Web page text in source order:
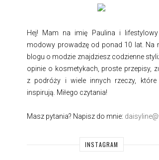
Hej! Mam na imię Paulina i lifestylowy
modowy prowadzę od ponad 10 lat. Na
blogu o modzie znajdziesz codzienne
opinie o kosmetykach, proste przepisy,
z podróży i wiele innych rzeczy, które
inspirują. Miłego czytania!
Masz pytania? Napisz do mnie:
INSTAGRAM